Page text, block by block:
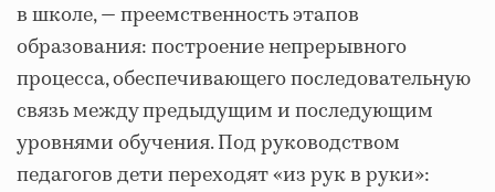
в школе, — преемственность этапов
образования: построение непрерывного
процесса, обеспечивающего последовательную
связь между предыдущим и последующим
уровнями обучения. Под руководством
педагогов дети переходят «из рук в руки»: